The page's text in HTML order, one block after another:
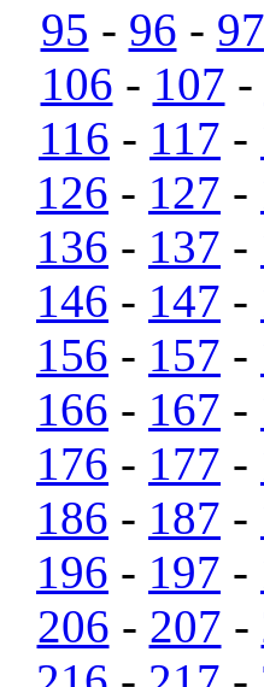
95 - 96 - 97
106 - 107 -
116 - 117 -
126 - 127 -
136 - 137 -
146 - 147 -
156 - 157 -
166 - 167 -
176 - 177 -
186 - 187 -
196 - 197 -
206 - 207 -